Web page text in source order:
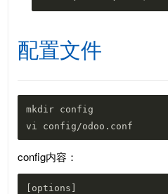
配置文件
mkdir config
config内容：
[options]